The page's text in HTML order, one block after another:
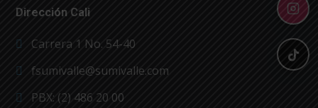
Dirección Cali
Carrera 1 No. 54-40
fsumivalle@sumivalle.com
PBX: (2) 486 20 00